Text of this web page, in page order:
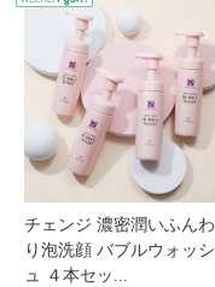
チェンジ 濃密潤いふんわ
り泡洗顔 バブルウォッシ
ュ ４本セッ...